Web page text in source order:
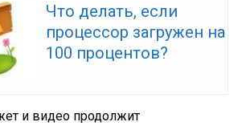
Что делать, если
процессор загружен на
100 процентов?
и видео продолжит